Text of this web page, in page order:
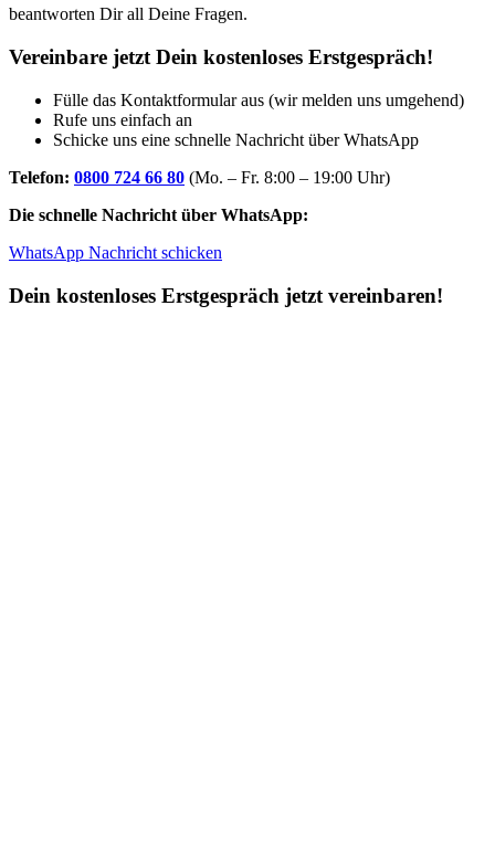
beantworten Dir all Deine Fragen.
Vereinbare jetzt Dein kostenloses Erstgespräch!
Fülle das Kontaktformular aus (wir melden uns umgehend)
Rufe uns einfach an
Schicke uns eine schnelle Nachricht über WhatsApp
Telefon: 0800 724 66 80 (Mo. – Fr. 8:00 – 19:00 Uhr)
Die schnelle Nachricht über WhatsApp:
WhatsApp Nachricht schicken
Dein kostenloses Erstgespräch jetzt vereinbaren!